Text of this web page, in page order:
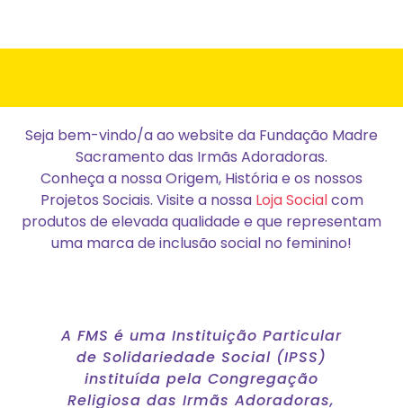
Seja bem-vindo/a ao website da Fundação Madre
Sacramento das Irmãs Adoradoras.
Conheça a nossa Origem, História e os nossos
Projetos Sociais. Visite a nossa Loja Socialcom
produtos de elevada qualidade e que representam
uma marca de inclusão social no feminino!
A FMS é uma Instituição Particular
de Solidariedade Social (IPSS)
instituída pela Congregação
Religiosa das Irmãs Adoradoras,